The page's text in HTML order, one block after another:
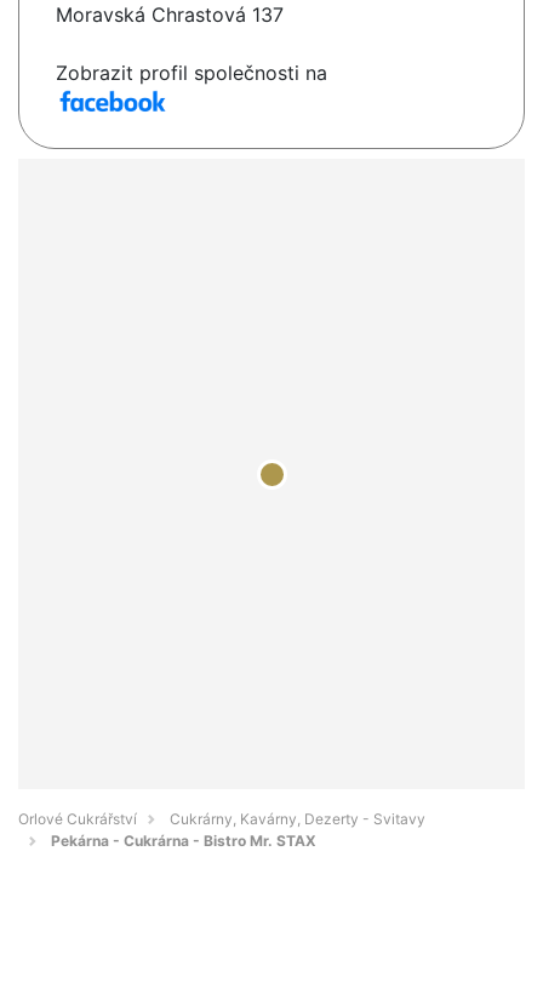
Moravská Chrastová 137
Zobrazit profil společnosti na
Orlové Cukrářství
Cukrárny, Kavárny, Dezerty - Svitavy
Pekárna - Cukrárna - Bistro Mr. STAX